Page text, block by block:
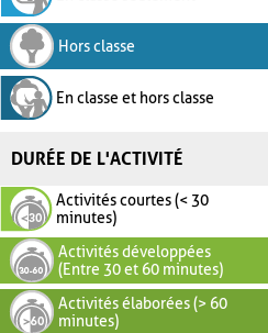
Hors classe
En classe et hors classe
DURÉE DE L'ACTIVITÉ
Activités courtes (< 30
minutes)
Activités développées
(Entre 30 et 60 minutes)
Activités élaborées (> 60
minutes)